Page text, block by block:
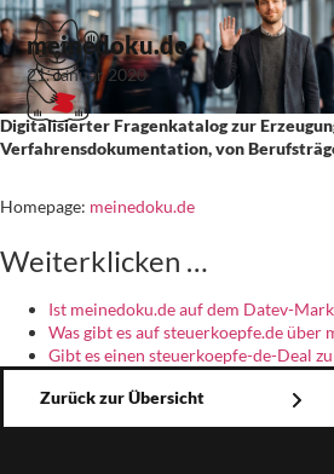
meinedoku.de
21. Januar 2020
Digitalisierter Fragenkatalog zur
Verfahrensdokumentation, von
Homepage: meinedoku.de
Weiterklicken …
Ist meinedoku.de auf dem Datev-
Was gibt es auf steuerkoepfe.de über
Gibt es einen steuerkoepfe-de-Deal
Zurück zur Übersicht